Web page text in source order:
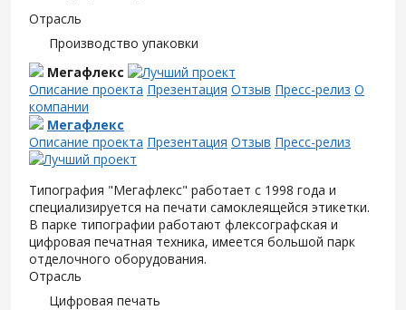
Отрасль
Производство упаковки
Мегафлекс
Описание проекта Презентация Отзыв Пресс-релиз О
компании
Мегафлекс
Описание проекта Презентация Отзыв Пресс-релиз
Типография "Мегафлекс" работает с 1998 года и
специализируется на печати самоклеящейся этикетки.
В парке типографии работают флексографская и
цифровая печатная техника, имеется большой парк
отделочного оборудования.
Отрасль
Цифровая печать